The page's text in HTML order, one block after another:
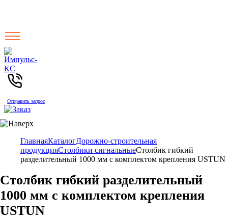
Отправить запрос
ГлавнаяКаталогДорожно-строительная
продукцияСтолбики сигнальныеСтолбик гибкий
разделительный 1000 мм с комплектом крепления USTUN
Столбик гибкий разделительный
1000 мм с комплектом крепления
USTUN